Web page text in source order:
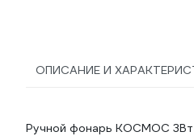
ОПИСАНИЕ И
Ручной фонарь КОСМОС 3Вт